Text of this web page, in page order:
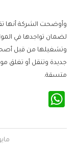
وأوضحت الشركة أنها
لضمان تواجدها في
وتشغيلها من قبل
جديدة وتنقل أو تغلق
متسقة.
مايو 9,